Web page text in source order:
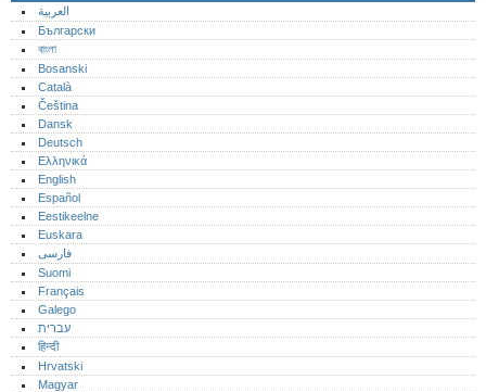
العربية
Български
বাংলা
Bosanski
Català
Čeština
Dansk
Deutsch
Ελληνικά
English
Español
Eestikeelne
Euskara
فارسی
Suomi
Français
Galego
עברית
हिन्दी
Hrvatski
Magyar